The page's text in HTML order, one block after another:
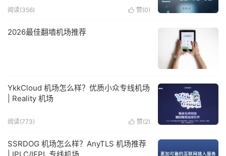
 赞(0)
阅读(356)
2026最佳翻墙机场推荐
YkkCloud 机场怎么样？优质小众专线机场
| Reality 机场
 赞(2)
阅读(773)
SSRDOG 机场怎么样？AnyTLS 机场推荐